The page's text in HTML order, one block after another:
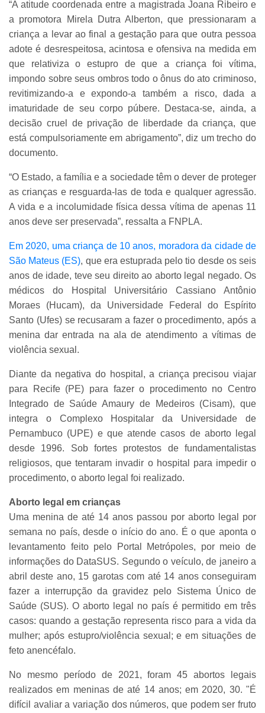
“A atitude coordenada entre a magistrada Joana Ribeiro e
a promotora Mirela Dutra Alberton, que pressionaram a
criança a levar ao final a gestação para que outra pessoa
adote é desrespeitosa, acintosa e ofensiva na medida em
que relativiza o estupro de que a criança foi vítima,
impondo sobre seus ombros todo o ônus do ato criminoso,
revitimizando-a e expondo-a também a risco, dada a
imaturidade de seu corpo púbere. Destaca-se, ainda, a
decisão cruel de privação de liberdade da criança, que
está compulsoriamente em abrigamento”, diz um trecho do
documento.
“O Estado, a família e a sociedade têm o dever de proteger
as crianças e resguarda-las de toda e qualquer agressão.
A vida e a incolumidade física dessa vítima de apenas 11
anos deve ser preservada”, ressalta a FNPLA.
Em 2020, uma criança de 10 anos, moradora da cidade de
São Mateus (ES), que era estuprada pelo tio desde os seis
anos de idade, teve seu direito ao aborto legal negado. Os
médicos do Hospital Universitário Cassiano Antônio
Moraes (Hucam), da Universidade Federal do Espírito
Santo (Ufes) se recusaram a fazer o procedimento, após a
menina dar entrada na ala de atendimento a vítimas de
violência sexual.
Diante da negativa do hospital, a criança precisou viajar
para Recife (PE) para fazer o procedimento no Centro
Integrado de Saúde Amaury de Medeiros (Cisam), que
integra o Complexo Hospitalar da Universidade de
Pernambuco (UPE) e que atende casos de aborto legal
desde 1996. Sob fortes protestos de fundamentalistas
religiosos, que tentaram invadir o hospital para impedir o
procedimento, o aborto legal foi realizado.
Aborto legal em crianças
Uma menina de até 14 anos passou por aborto legal por
semana no país, desde o início do ano. É o que aponta o
levantamento feito pelo Portal Metrópoles, por meio de
informações do DataSUS. Segundo o veículo, de janeiro a
abril deste ano, 15 garotas com até 14 anos conseguiram
fazer a interrupção da gravidez pelo Sistema Único de
Saúde (SUS). O aborto legal no país é permitido em três
casos: quando a gestação representa risco para a vida da
mulher; após estupro/violência sexual; e em situações de
feto anencéfalo.
No mesmo período de 2021, foram 45 abortos legais
realizados em meninas de até 14 anos; em 2020, 30. "É
difícil avaliar a variação dos números, que podem ser fruto